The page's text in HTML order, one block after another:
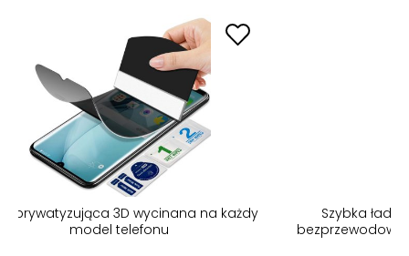
Szybka ładowarka indukcyjna
bezprzewodowa do Magsafe Iphone
Szybka